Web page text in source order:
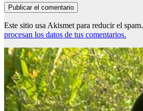
Este sitio usa Akismet para reducir el spam.
procesan los datos de tus comentarios.